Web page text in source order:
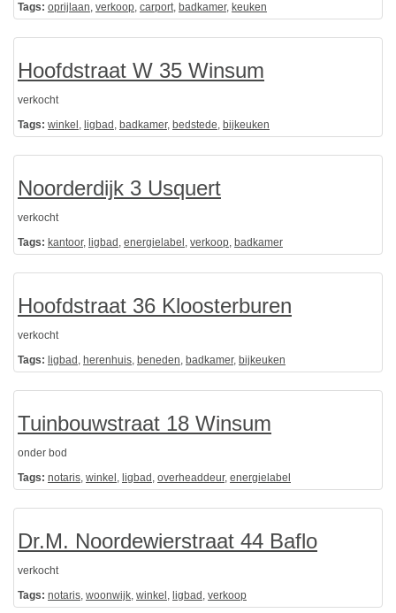
Tags: oprijlaan, verkoop, carport, badkamer, keuken
Hoofdstraat W 35 Winsum
verkocht
Tags: winkel , ligbad , badkamer, bedstede, bijkeuken
Noorderdijk 3 Usquert
verkocht
Tags: kantoor, ligbad , energielabel , verkoop, badkamer
Hoofdstraat 36 Kloosterburen
verkocht
Tags: ligbad , herenhuis, beneden, badkamer, bijkeuken
Tuinbouwstraat 18 Winsum
onder bod
Tags: notaris, winkel , ligbad , overheaddeur, energielabel
Dr.M. Noordewierstraat 44 Baflo
verkocht
Tags: notaris, woonwijk, winkel , ligbad , verkoop